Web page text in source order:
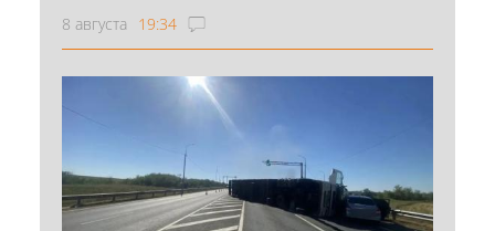
8 августа 19:34